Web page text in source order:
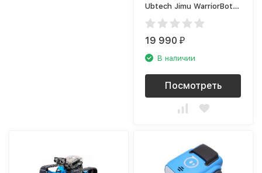
Ubtech Jimu WarriorBot
Kit
19 990₽
В наличии
Посмотреть